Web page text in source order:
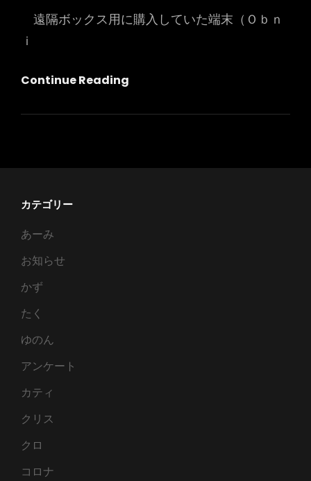
遠隔ボックス用に購入していた端末（Ｏｂｎ
ｉ
Continue Reading
応
カテゴリー
あーみ
お知らせ
かず
たく
ゆのん
アンケート
カティ
クリス
クロ
コロナ